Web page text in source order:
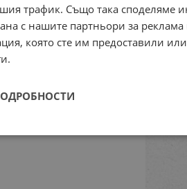
трафик. Също така споделяме
с нашите партньори за
която сте им предоставили